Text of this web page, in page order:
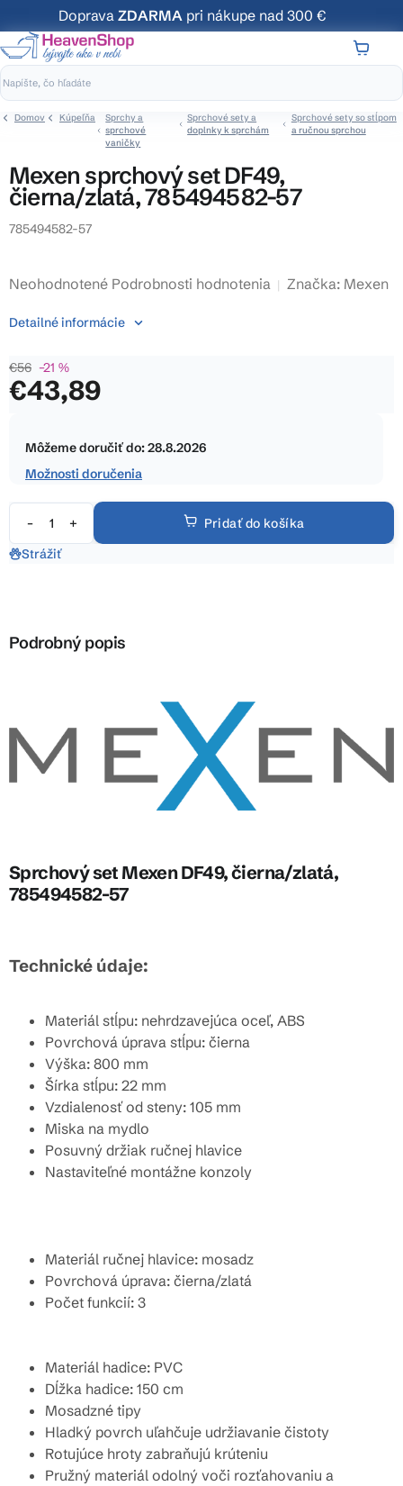
na
obsah
Doprava ZDARMA pri nákupe nad 300 €
Domov Kúpeľňa
Sprchy a
sprchové
vaničky
Sprchové sety a
doplnky k sprchám
Sprchové sety so stĺpom
a ručnou sprchou
Mexen sprchový set DF49,
čierna/zlatá, 785494582-57
785494582-57
Priemerné
produktu
0,0
z
Neohodnotené Podrobnosti hodnotenia Značka: Mexen
€56 –21 %
€43,89
cena:
Môžeme doručiť do:28.8.2026
Možnosti doručenia
Pridať do košíka
Detailné informácie
Strážiť
Podrobný popis
Sprchový set Mexen DF49, čierna/zlatá,
785494582-57
Technické údaje:
Materiál stĺpu: nehrdzavejúca oceľ, ABS
Povrchová úprava stĺpu: čierna
Výška: 800 mm
Šírka stĺpu: 22 mm
Vzdialenosť od steny: 105 mm
Miska na mydlo
Posuvný držiak ručnej hlavice
Nastaviteľné montážne konzoly
Materiál ručnej hlavice: mosadz
Povrchová úprava: čierna/zlatá
Počet funkcií: 3
Materiál hadice: PVC
Dĺžka hadice: 150 cm
Mosadzné tipy
Hladký povrch uľahčuje udržiavanie čistoty
Rotujúce hroty zabraňujú krúteniu
Pružný materiál odolný voči rozťahovaniu a